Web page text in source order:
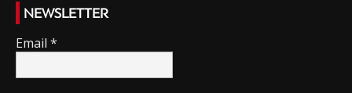
NEWSLETTER
Email *